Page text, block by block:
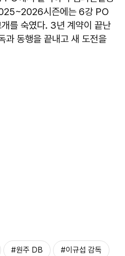
시즌에는 6강 PO
를 숙였다. 3년 계약이 끝난
과 동행을 끝내고 새 도전을
#원주 DB #이규섭 감독